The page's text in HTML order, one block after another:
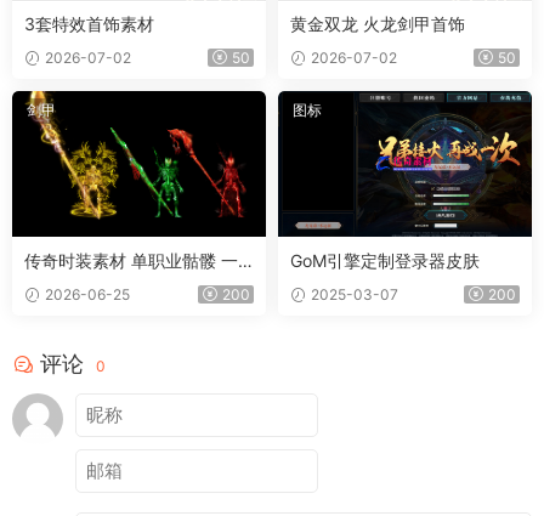
3套特效首饰素材
2026-07-02 50
黄金双龙 火龙剑甲首饰
2026-07-02 50
剑甲
传奇时装素材 单职业骷髅 一
体时装
2026-06-25 200
图标
GoM引擎定制登录器皮肤
2025-03-07 200
评论 0